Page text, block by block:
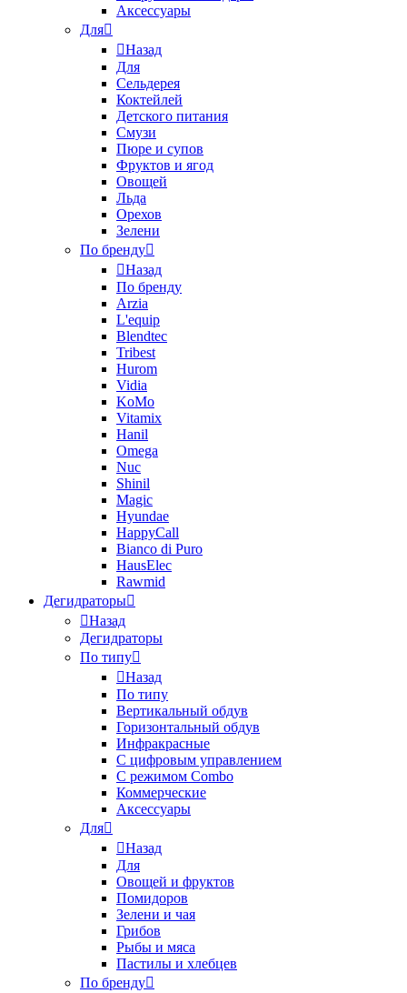
Аксессуары
Для
Назад
Для
Сельдерея
Коктейлей
Детского питания
Смузи
Пюре и супов
Фруктов и ягод
Овощей
Льда
Орехов
Зелени
По бренду
Назад
По бренду
Arzia
L'equip
Blendtec
Tribest
Hurom
Vidia
KoMo
Vitamix
Hanil
Omega
Nuc
Shinil
Magic
Hyundae
HappyCall
Bianco di Puro
HausElec
Rawmid
Дегидраторы
Назад
Дегидраторы
По типу
Назад
По типу
Вертикальный обдув
Горизонтальный обдув
Инфракрасные
С цифровым управлением
С режимом Combo
Коммерческие
Аксессуары
Для
Назад
Для
Овощей и фруктов
Помидоров
Зелени и чая
Грибов
Рыбы и мяса
Пастилы и хлебцев
По бренду